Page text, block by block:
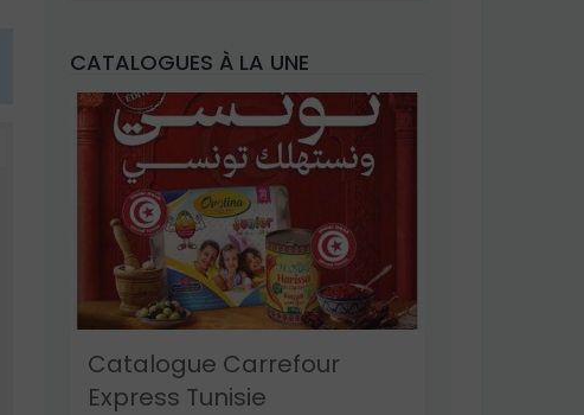
CATALOGUES À LA UNE
Catalogue Carrefour
Express Tunisie